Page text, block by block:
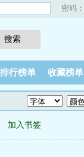
密码：
排行榜单 收藏榜单
加入书签